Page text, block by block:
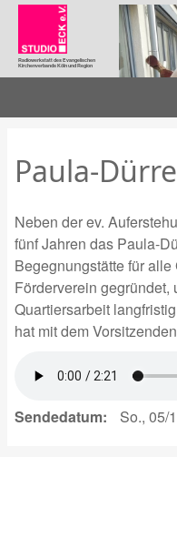
Direkt
Inhalt
Radiowerkstatt des Evangelischen
Kirchenverbands Köln und Region
Paula-
Neben der ev.
fünf Jahren das Paula-
Begegnungstätte für
Förderverein gegründet,
Quartiersarbeit
hat mit dem
Sendedatum So., 05/